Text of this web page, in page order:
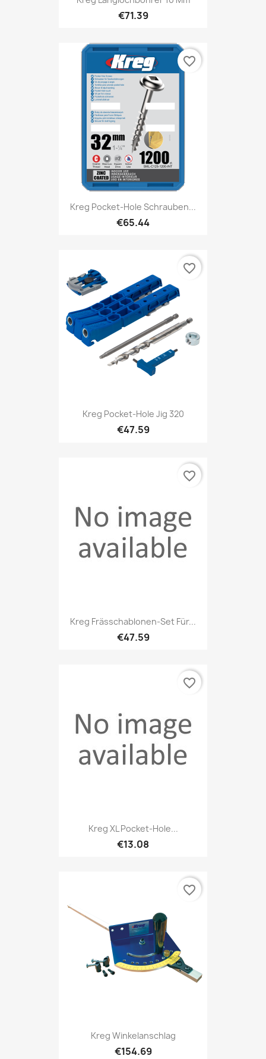
€71.39
Kreg Pocket-Hole Schrauben...
€65.44
favorite_border
Kreg Pocket-Hole Jig 320
€47.59
favorite_border
Kreg Frässchablonen-Set Für...
€47.59
favorite_border
Kreg XL Pocket-Hole...
€13.08
favorite_border
Kreg Winkelanschlag
€154.69
favorite_border